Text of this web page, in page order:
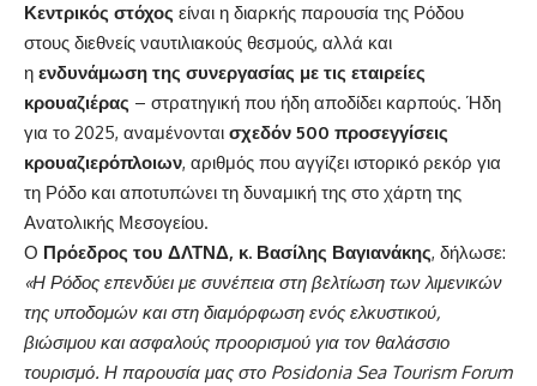
Κεντρικός στόχος είναι η διαρκής παρουσία της Ρόδου
στους διεθνείς ναυτιλιακούς θεσμούς, αλλά και
η ενδυνάμωση της συνεργασίας με τις εταιρείες
κρουαζιέρας – στρατηγική που ήδη αποδίδει καρπούς. Ήδη
για το 2025, αναμένονται σχεδόν 500 προσεγγίσεις
κρουαζιερόπλοιων, αριθμός που αγγίζει ιστορικό ρεκόρ για
τη Ρόδο και αποτυπώνει τη δυναμική της στο χάρτη της
Ανατολικής Μεσογείου.
Ο Πρόεδρος του ΔΛΤΝΔ, κ. Βασίλης Βαγιανάκης, δήλωσε:
«Η Ρόδος επενδύει με συνέπεια στη βελτίωση των λιμενικών
της υποδομών και στη διαμόρφωση ενός ελκυστικού,
βιώσιμου και ασφαλούς προορισμού για τον θαλάσσιο
τουρισμό. Η παρουσία μας στο Posidonia Sea Tourism Forum